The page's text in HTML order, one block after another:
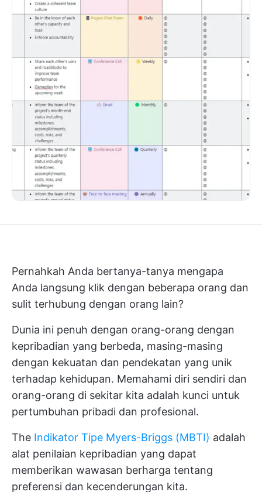
Pernahkah Anda bertanya-tanya mengapa
Anda langsung klik dengan beberapa orang dan
sulit terhubung dengan orang lain?
Dunia ini penuh dengan orang-orang dengan
kepribadian yang berbeda, masing-masing
dengan kekuatan dan pendekatan yang unik
terhadap kehidupan. Memahami diri sendiri dan
orang-orang di sekitar kita adalah kunci untuk
pertumbuhan pribadi dan profesional.
The Indikator Tipe Myers-Briggs (MBTI) adalah
alat penilaian kepribadian yang dapat
memberikan wawasan berharga tentang
preferensi dan kecenderungan kita.